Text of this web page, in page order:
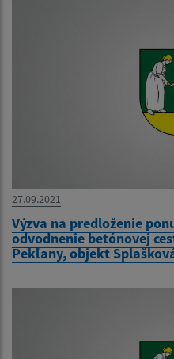
27.09.2021
Výzva na predloženie
odvodnenie betónovej
Pekľany, objekt